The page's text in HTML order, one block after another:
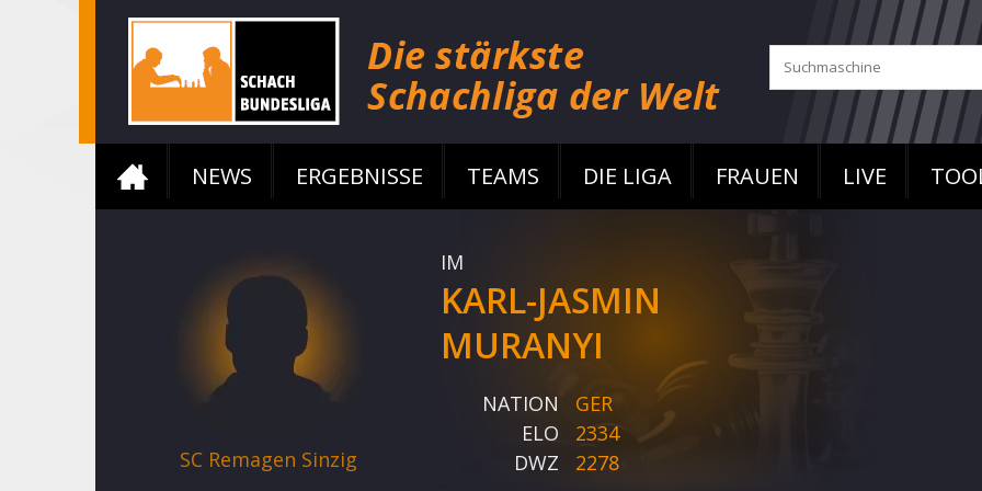
NEWS ERGEBNISSE TEAMS DIE LIGA FRAUEN LIVE
SC Remagen Sinzig
IM
KARL-JASMIN
MURANYI
NATION
GER
ELO
2334
DWZ
2278